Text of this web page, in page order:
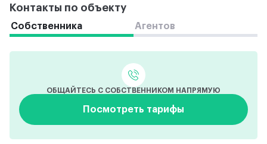
Контакты по объекту
Собственника Агентов
ОБЩАЙТЕСЬ С СОБСТВЕННИКОМ НАПРЯМУЮ
Посмотреть тарифы